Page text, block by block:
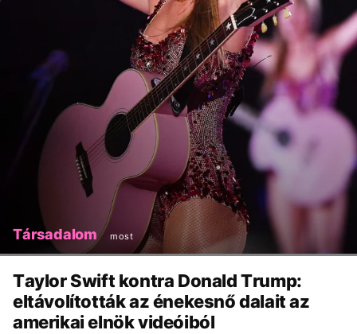
Társadalom most
Taylor Swift kontra Donald Trump:
eltávolították az énekesnő dalait az
amerikai elnök videóiból